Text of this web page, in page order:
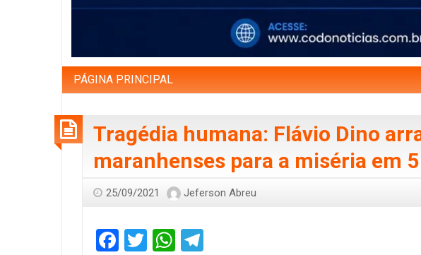
PÁGINA PRINCIPAL
Tragédia humana: Flávio Dino
maranhenses para a miséria em
25/09/2021 Jeferson Abreu
Facebook
TwitterWhatsApp